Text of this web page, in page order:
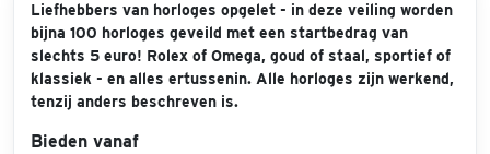
Liefhebbers van horloges opgelet - in deze veiling worden
bijna 100 horloges geveild met een startbedrag van
slechts 5 euro! Rolex of Omega, goud of staal, sportief of
klassiek - en alles ertussenin. Alle horloges zijn werkend,
tenzij anders beschreven is.
Bieden vanaf